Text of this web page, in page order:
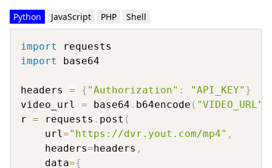
Python JavaScript PHP Shell
import
import base64
headers = { "Authorization" : "API_KEY" }
video_url = base64 . b64encode ( "VIDEO_URL"
r = requests . post (
    url
="https://dvr.yout.com/mp4" ,
    headers
=headers ,
    data
={